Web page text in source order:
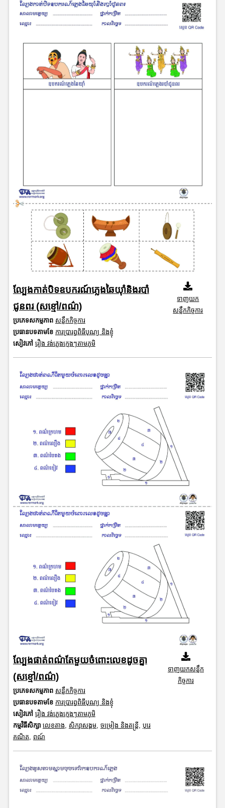
ល្បែងកាត់បិទឧបករណ៍ភ្លេងឆៃយ៉ាំនិងរបាំ
ជូនពរ (សខ្មៅ/ពណ៌)
ប្រភេទសកម្មភាព សន្លឹកកិច្ចការ
ប្រធានបទតាមខែ ការប្រារព្ធពិធីបុណ្យ និងខ្ញុំ
សៀវភៅ រឿង វង់ភ្លេងក្មេងៗតាមភូមិ
ទាញយក
សន្លឹកកិច្ចការ
ល្បែងផាត់ពណ៌តែមួយចំពោះលេខដូចគ្នា
(សខ្មៅ/ពណ៌)
ប្រភេទសកម្មភាព សន្លឹកកិច្ចការ
ប្រធានបទតាមខែ ការប្រារព្ធពិធីបុណ្យ និងខ្ញុំ
សៀវភៅ រឿង វង់ភ្លេងក្មេងៗតាមភូមិ
កម្មវិធីសិក្សា លេខតាង សិក្សាសង្គម, ចម្រៀង និងតន្ត្រី បុរេ
គណិត
ពណ៍
ទាញយកសន្លឹក
កិច្ចការ